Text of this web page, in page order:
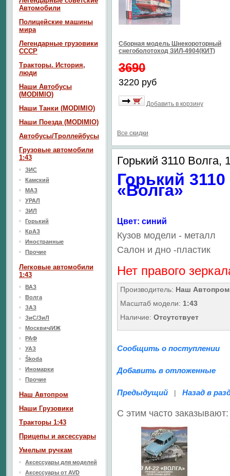
Сборная модель Шнекороторный
снегоболотоход ЗИЛ-4904(КИТ)
3690
3220 руб
Добавить в корзину
Все скидки
Горький 3110 Волга,
Горький 3110
«Волга»
Цвет: синий
Кузов модели - металл
Салон и дно -пластик
Нет правого
Производитель: Наш Автопром
Масштаб модели: 1:43
Наличие: Отсутствует
Сообщить о поступлении
Добавить в отложенные
Предыдущий | Назад в
С этим часто заказывают:
Автомобили
Полицейские машины
мира
Легендарные грузовики
СССР
Тракторы. История,
люди
Наши Автобусы
(MODIMIO)
Наши Танки (MODIMIO)
Наши Поезда (MODIMIO)
Автобусы/Троллейбусы
Грузовые автомобили
1:43
ЗИС
Камский
МАЗ
УРАЛ
ЗИЛ
Горький
КрАЗ
Иностранные
Прочие
Легковые автомобили
1:43
ВАЗ
Волга
ЗАЗ
ЗиС/ЗиЛ
Москвич/ИЖ
РАФ
УАЗ
Škoda
Иномарки
Прочие
Наш Aвтопром
Наши Грузовики
Тракторы 1:43
Прицепы и аксессуары
Умелым ручкам
Аксессуары для моделей
Аксессуары от AVD